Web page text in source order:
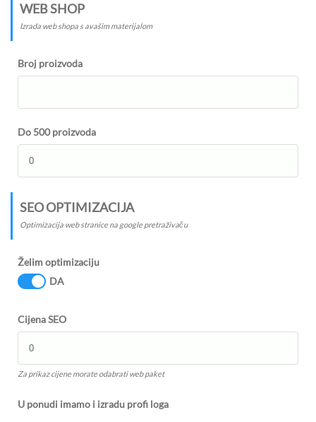
WEB SHOP
Izrada web shopa s avašim materijalom
Broj proizvoda
Do 500 proizvoda
SEO OPTIMIZACIJA
Optimizacija web stranice na google pretraživaču
Želim optimizaciju
DA
Cijena SEO
Za prikaz cijene morate odabrati web paket
U ponudi imamo i izradu profi loga